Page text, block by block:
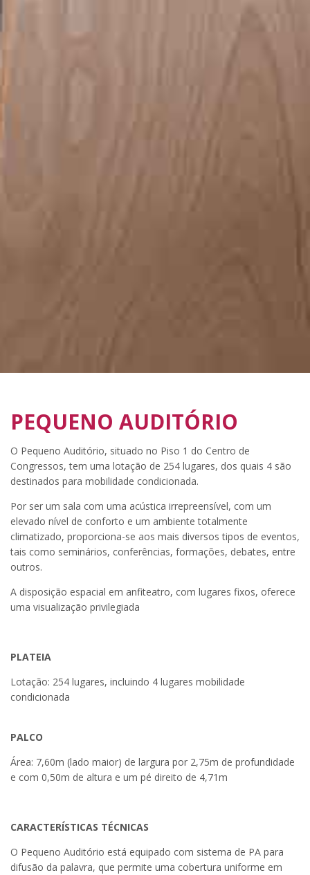
PEQUENO AUDITÓRIO
O Pequeno Auditório, situado no Piso 1 do Centro de
Congressos, tem uma lotação de 254 lugares, dos quais 4 são
destinados para mobilidade condicionada.
Por ser um sala com uma acústica irrepreensível, com um
elevado nível de conforto e um ambiente totalmente
climatizado, proporciona-se aos mais diversos tipos de eventos,
tais como seminários, conferências, formações, debates, entre
outros.
A disposição espacial em anfiteatro, com lugares fixos, oferece
uma visualização privilegiada
PLATEIA
Lotação: 254 lugares, incluindo 4 lugares mobilidade
condicionada
PALCO
Área: 7,60m (lado maior) de largura por 2,75m de profundidade
e com 0,50m de altura e um pé direito de 4,71m
CARACTERÍSTICAS TÉCNICAS
O Pequeno Auditório está equipado com sistema de PA para
difusão da palavra, que permite uma cobertura uniforme em